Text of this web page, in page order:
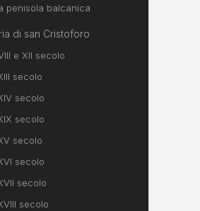
penisola balcanica
di san Cristoforo
e XII secolo
secolo
secolo
secolo
secolo
secolo
secolo
secolo